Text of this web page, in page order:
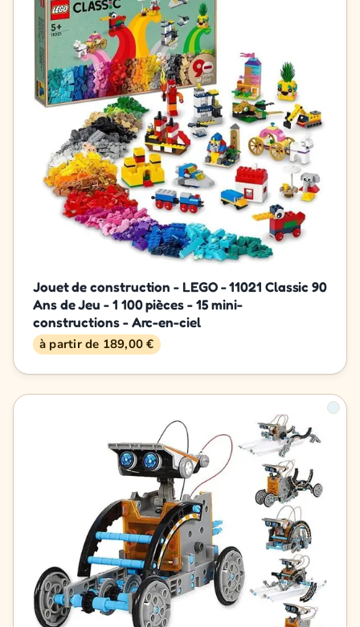
Jouet de construction - LEGO - 11021 Classic 90
Ans de Jeu - 1 100 pièces - 15 mini-
constructions - Arc-en-ciel
à partir de 189,00 €